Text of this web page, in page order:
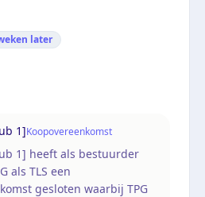
later
1]Koopovereenkomst
1] heeft als bestuurder
als TLS een
gesloten waarbij TPG